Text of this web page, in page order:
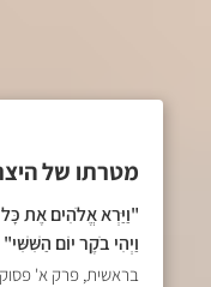
מטרתו של
"וַיַּרְא אֱלֹהִים אֶת
וַיְהִי בֹקֶר יוֹם הַשִּׁשִּׁי"
בראשית, פרק א'